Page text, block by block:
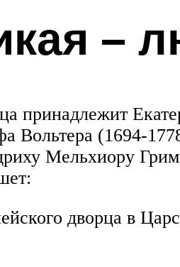
–
принадлежит
(1694-
Мельхиору
дворца в